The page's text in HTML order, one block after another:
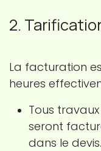
2.
La facturation
heures
Tous
seront
dans le devis.